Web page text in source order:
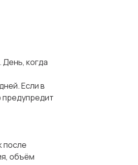
когда
Если в
предупредит
после
объём